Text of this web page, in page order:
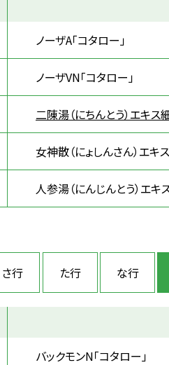
ノーザA「コタロー」
ノーザVN「コタロー」
二陳湯（にちんとう）エキス
女神散（にょしんさん）エキ
人参湯（にんじんとう）エキ
さ行 た行 な行
バックモンN「コタロー」